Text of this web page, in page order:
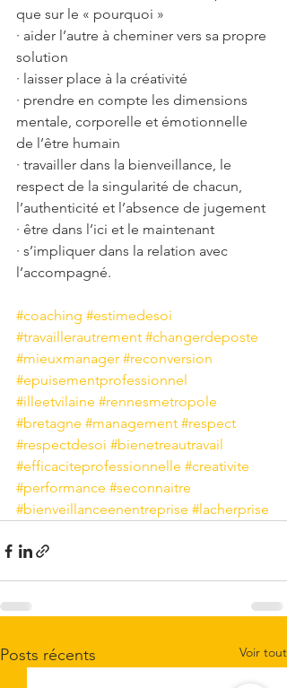
que sur le « pourquoi »
· aider l’autre à cheminer vers sa propre
solution
· laisser place à la créativité
· prendre en compte les dimensions
mentale, corporelle et émotionnelle
de l’être humain
· travailler dans la bienveillance, le
respect de la singularité de chacun,
l’authenticité et l’absence de jugement
· être dans l’ici et le maintenant
· s’impliquer dans la relation avec
l’accompagné.
#coaching #estimedesoi
#travaillerautrement #changerdeposte
#mieuxmanager #reconversion
#epuisementprofessionnel
#illeetvilaine #rennesmetropole
#bretagne #management #respect
#respectdesoi #bienetreautravail
#efficaciteprofessionnelle #creativite
#performance #seconnaitre
#bienveillanceenentreprise #lacherprise
Posts récents Voir tout